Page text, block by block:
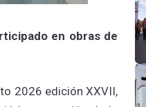
en obras de
2026 edición XXVII,